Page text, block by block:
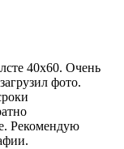
40х60. Очень
фото.
Рекомендую